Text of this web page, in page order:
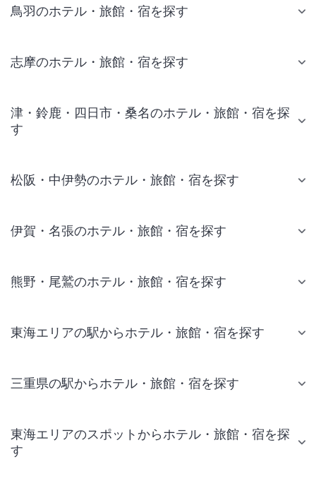
鳥羽のホテル・旅館・宿を探す
志摩のホテル・旅館・宿を探す
津・鈴鹿・四日市・桑名のホテル・旅館・宿を探
す
松阪・中伊勢のホテル・旅館・宿を探す
伊賀・名張のホテル・旅館・宿を探す
熊野・尾鷲のホテル・旅館・宿を探す
東海エリアの駅からホテル・旅館・宿を探す
三重県の駅からホテル・旅館・宿を探す
東海エリアのスポットからホテル・旅館・宿を探
す